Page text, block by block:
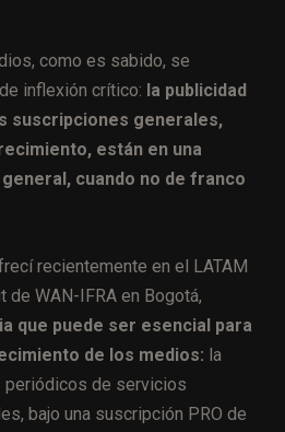
como es sabido, se
inflexión crítico: la publicidad
suscripciones generales,
están en una
cuando no de franco
recientemente en el LATAM
de WAN-IFRA en Bogotá,
que puede ser esencial para
de los medios: la
periódicos de servicios
bajo una suscripción PRO de